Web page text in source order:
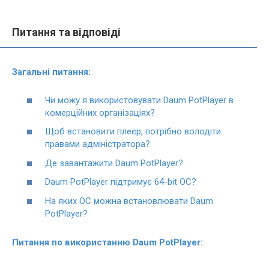
Питання та відповіді
Загальні питання:
Чи можу я використовувати Daum PotPlayer в
комерційних організаціях?
Щоб встановити плеєр, потрібно володіти
правами адміністратора?
Де завантажити Daum PotPlayer?
Daum PotPlayer підтримує 64-bit ОС?
На яких ОС можна встановлювати Daum
PotPlayer?
Питання по використанню Daum PotPlayer: